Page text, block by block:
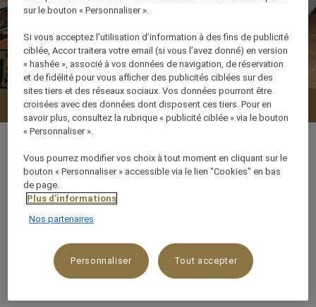
Vérifier la disponibilité
30 m²
Vue sur le lagon,Vue sur la piscine
2 x
sur le bouton « Personnaliser ».
Si vous acceptez l’utilisation d’information à des fins de publicité
ciblée, Accor traitera votre email (si vous l’avez donné) en version
« hashée », associé à vos données de navigation, de réservation
et de fidélité pour vous afficher des publicités ciblées sur des
sites tiers et des réseaux sociaux. Vos données pourront être
croisées avec des données dont disposent ces tiers. Pour en
savoir plus, consultez la rubrique « publicité ciblée » via le bouton
« Personnaliser ».
Vous pourrez modifier vos choix à tout moment en cliquant sur le
bouton « Personnaliser » accessible via le lien "Cookies" en bas
de page.
Plus d'informations
Nos partenaires
Personnaliser Tout accepter